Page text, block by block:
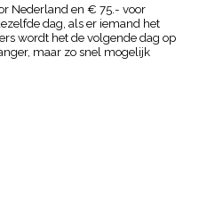
Nederland en € 75.- voor
dag, als er iemand het
wordt het de volgende dag op
maar zo snel mogelijk